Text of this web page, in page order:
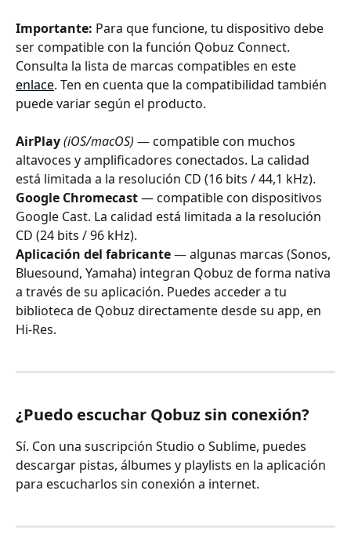
Importante: Para que funcione, tu dispositivo debe
ser compatible con la función Qobuz Connect.
Consulta la lista de marcas compatibles en este
enlace. Ten en cuenta que la compatibilidad también
puede variar según el producto.
AirPlay(iOS/macOS) — compatible con muchos
altavoces y amplificadores conectados. La calidad
está limitada a la resolución CD (16 bits / 44,1 kHz).
Google Chromecast — compatible con dispositivos
Google Cast. La calidad está limitada a la resolución
CD (24 bits / 96 kHz).
Aplicación del fabricante — algunas marcas (Sonos,
Bluesound, Yamaha) integran Qobuz de forma nativa
a través de su aplicación. Puedes acceder a tu
biblioteca de Qobuz directamente desde su app, en
Hi-Res.
¿Puedo escuchar Qobuz sin conexión?
Sí. Con una suscripción Studio o Sublime, puedes
descargar pistas, álbumes y playlists en la aplicación
para escucharlos sin conexión a internet.